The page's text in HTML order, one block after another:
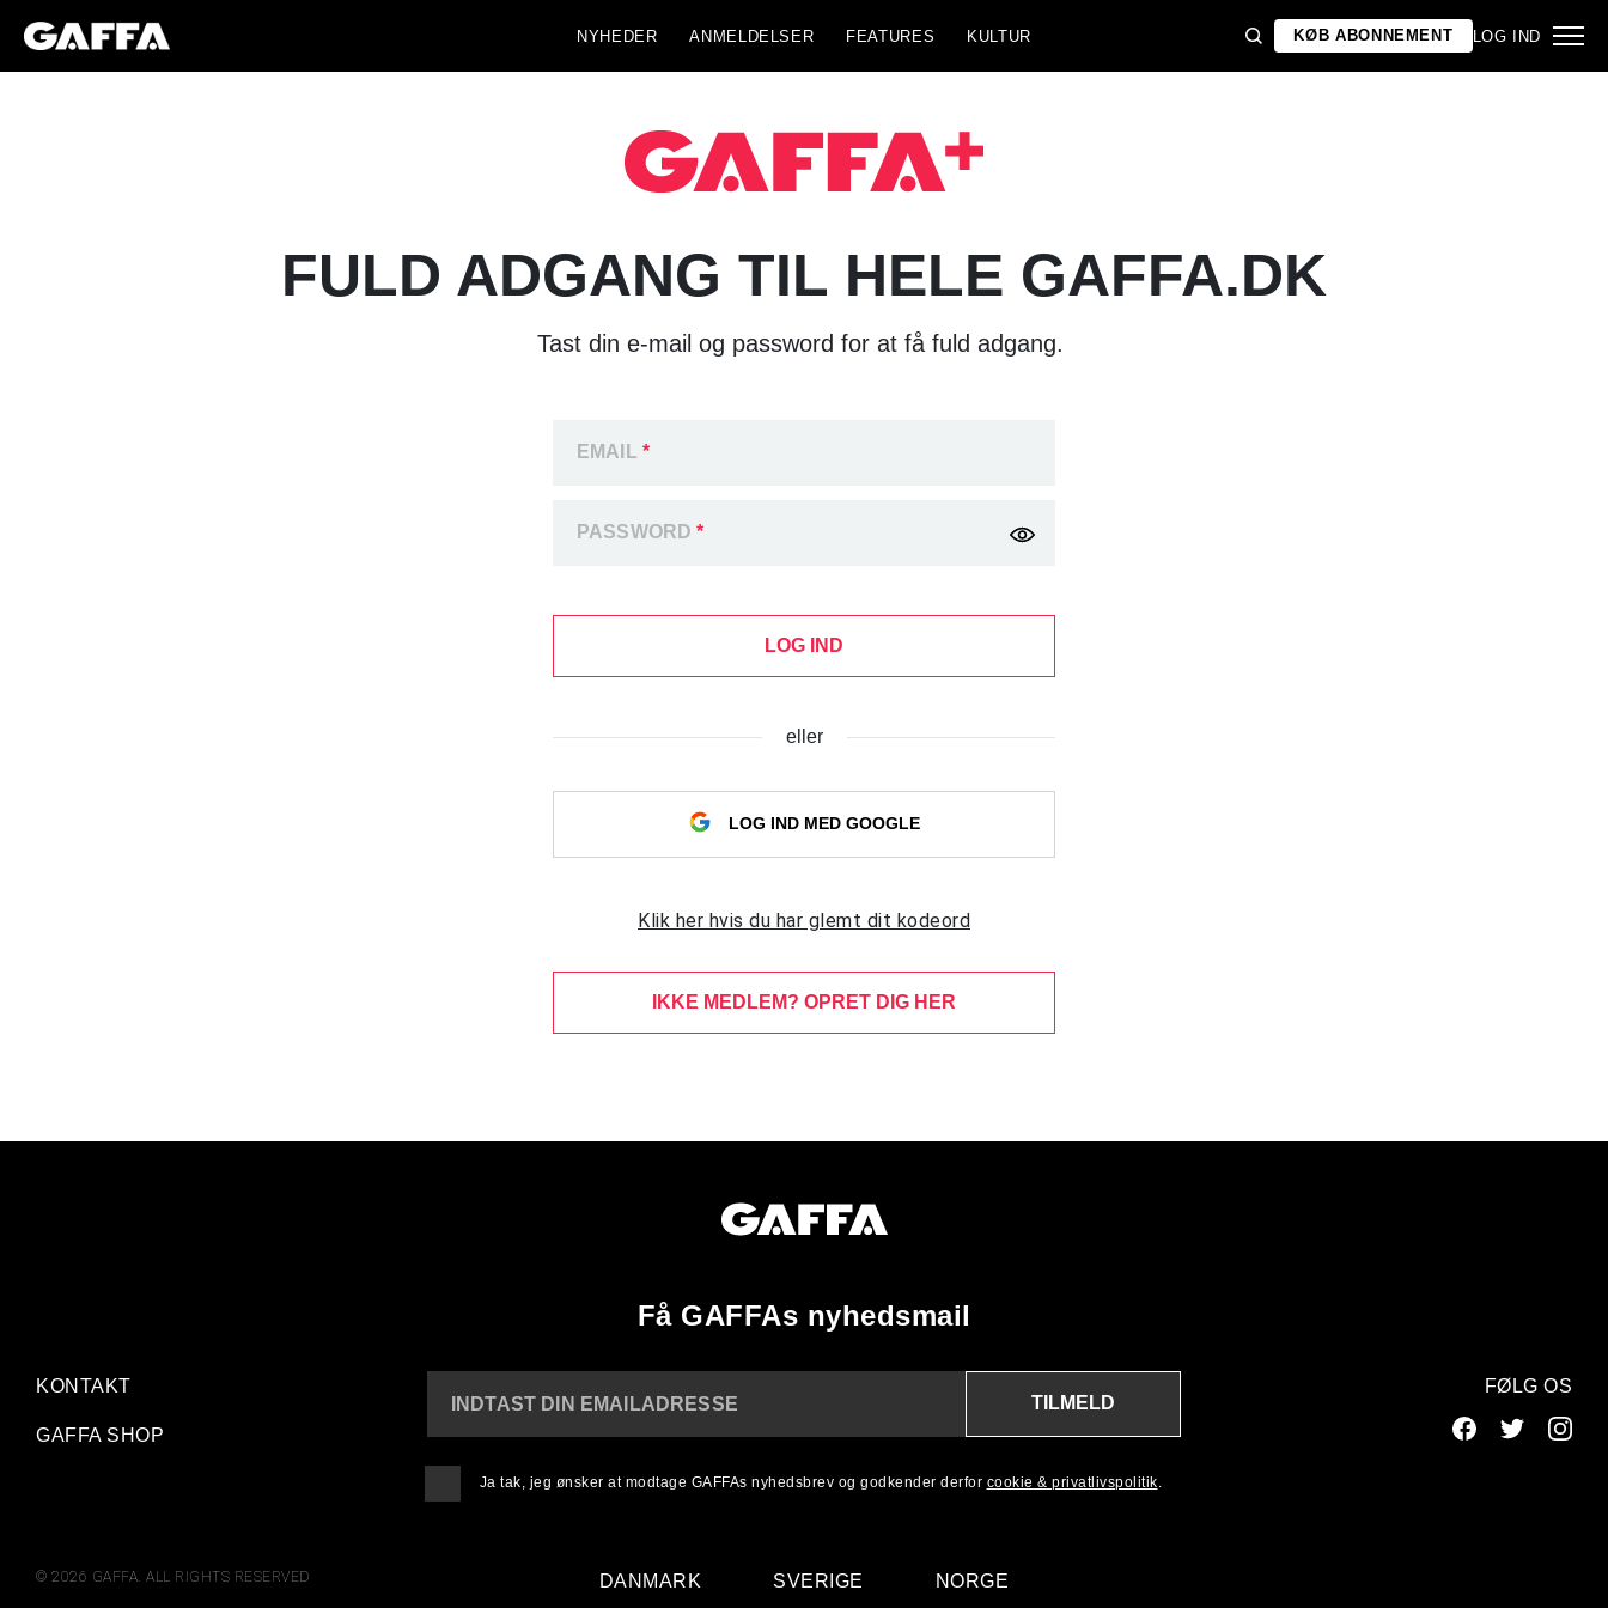
NYHEDER ANMELDELSER FEATURES KULTUR KØB ABONNEMENT LOG IND
FULD ADGANG TIL HELE GAFFA.DK
Tast din e-mail og password for at få fuld adgang.
EMAIL *
PASSWORD*
LOG IND
eller
LOG IND MED GOOGLE
Klik her hvis du har glemt dit kodeord
IKKE MEDLEM? OPRET DIG HER
Få GAFFAs nyhedsmail
KONTAKT
GAFFA SHOP
INDTAST DIN EMAILADRESSE TILMELD
Ja tak, jeg ønsker at modtage GAFFAs nyhedsbrev og godkender derfor cookie & privatlivspolitik
FØLG OS
© 2026 GAFFA. ALL RIGHTS RESERVED DANMARK SVERIGE NORGE